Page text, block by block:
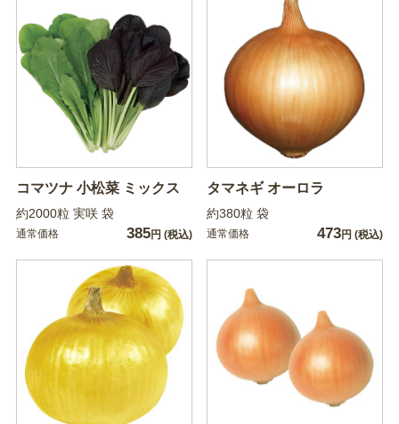
コマツナ 小松菜 ミックス
約2000粒 実咲 袋
通常価格 385円 (税込)
タマネギ オーロラ
約380粒 袋
通常価格 473円 (税込)